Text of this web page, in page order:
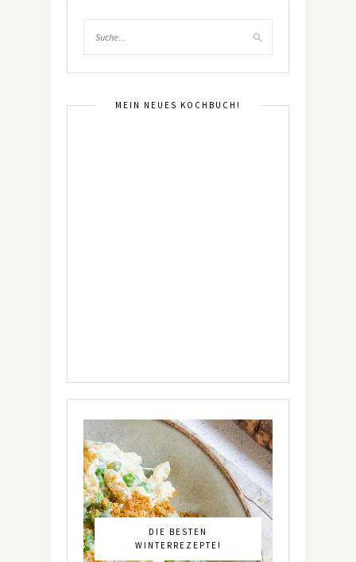
MEIN NEUES KOCHBUCH!
DIE BESTEN
WINTERREZEPTE!